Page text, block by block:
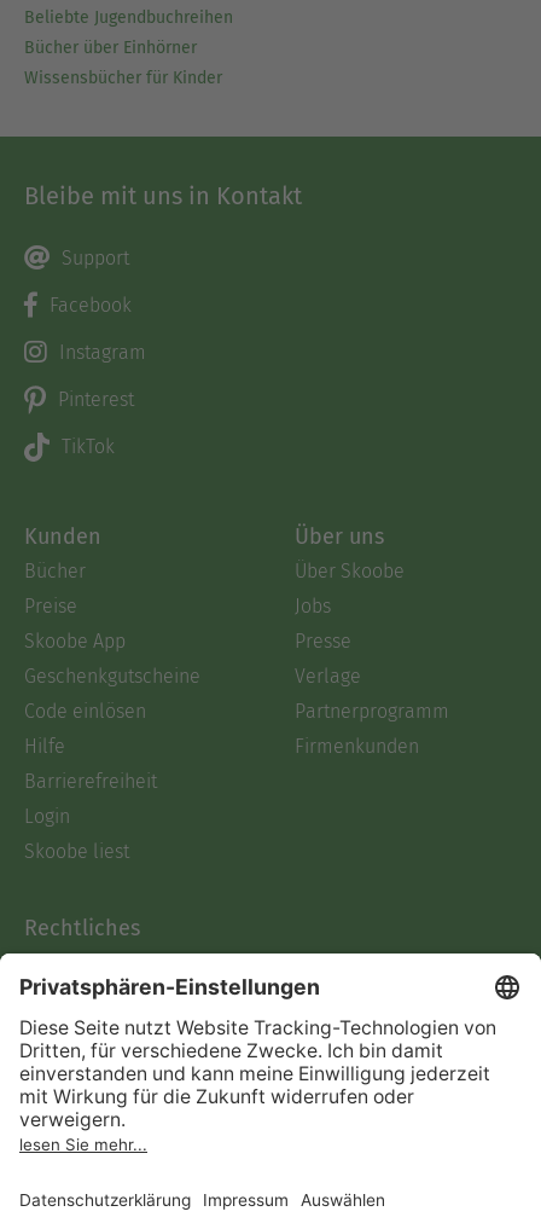
Beliebte Jugendbuchreihen
Bücher über Einhörner
Wissensbücher für Kinder
Bleibe mit uns in Kontakt
Support
Facebook
Instagram
Pinterest
TikTok
Kunden
Bücher
Preise
Skoobe App
Geschenkgutscheine
Code einlösen
Hilfe
Barrierefreiheit
Login
Skoobe liest
Über uns
Über Skoobe
Jobs
Presse
Verlage
Partnerprogramm
Firmenkunden
Rechtliches
AGB
Informationen nach Data
Act
Verträge hier kündigen
Impressum